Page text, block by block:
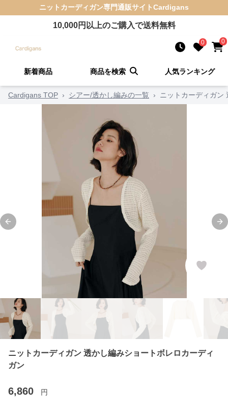
ニットカーディガン専門通販サイトCardigans
10,000円以上のご購入で送料無料
0 0
新着商品 商品を検索 人気ランキング
Cardigans TOP › シアー/透かし編みの一覧 › ニットカーディガン
Previous slide
ニットカーディガン 透かし編みショートボレロカーディ
ガン
6,860 円